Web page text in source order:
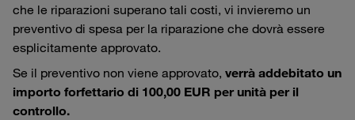
che le riparazioni superano tali costi, vi invieremo un
preventivo di spesa per la riparazione che dovrà essere
esplicitamente approvato.
Se il preventivo non viene approvato, verrà addebitato un
importo forfettario di 100,00 EUR per unità per il
controllo.